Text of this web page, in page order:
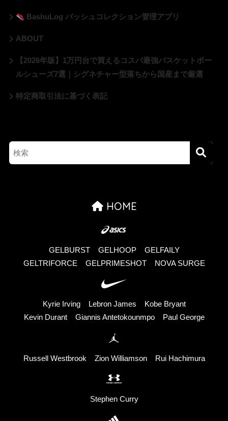
BashuLog バッシュコレクション管理アプリ
ABOUT
【2026年版】1万円台で買えるコスパ最強バスケットボー
ルシューズ7選｜シグネチャー型落ちから国産まで厳選
特定商取引法に基づく表記
HOME
GELBURST GELHOOP
GELFAILY
GELTRIFORCE
GELPRIMESHOT NOVA SURGE
Kyrie Irving Lebron James
Kobe Bryant
Kevin Durant
Giannis Antetokounmpo Paul George
Russell Westbrook Zion Williamson Rui Hachimura
Stephen Curry